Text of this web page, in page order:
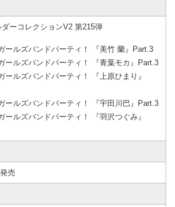
ーコレクションV2 第215弾
ールズバンドパーティ！ 『美竹 蘭』Part.3
ールズバンドパーティ！ 『青葉モカ』Part.3
ールズバンドパーティ！ 『上原ひまり』
ールズバンドパーティ！ 『宇田川巴』Part.3
ールズバンドパーティ！ 『羽沢つぐみ』
売